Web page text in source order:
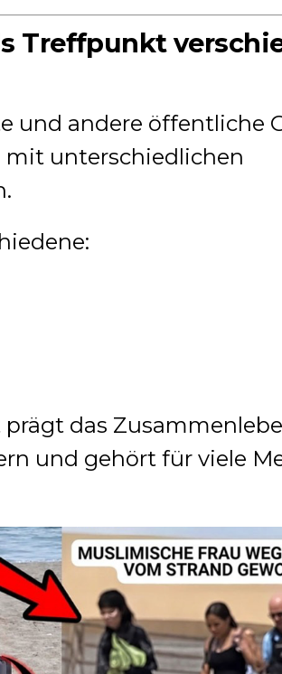
Treffpunkt
und andere öffentliche
unterschiedlichen
das
und gehört für viele